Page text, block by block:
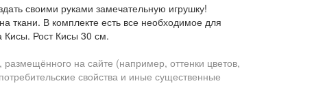
своими руками замечательную игрушку!
ткани. В комплекте есть все необходимое для
Кисы. Рост Кисы 30 см.
на сайте (например, оттенки цветов,
свойства и иные существенные